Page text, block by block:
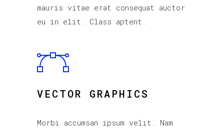
mauris vitae erat consequat auctor
eu in elit. Class aptent.
VECTOR GRAPHICS
Morbi accumsan ipsum velit. Nam